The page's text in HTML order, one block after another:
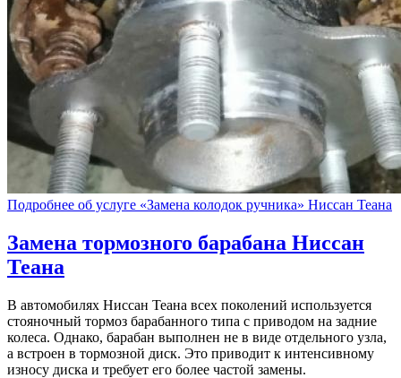
Подробнее об услуге «Замена колодок ручника» Ниссан Теана
Замена тормозного барабана Ниссан
Теана
В автомобилях Ниссан Теана всех поколений используется
стояночный тормоз барабанного типа с приводом на задние
колеса. Однако, барабан выполнен не в виде отдельного узла,
а встроен в тормозной диск. Это приводит к интенсивному
износу диска и требует его более частой замены.